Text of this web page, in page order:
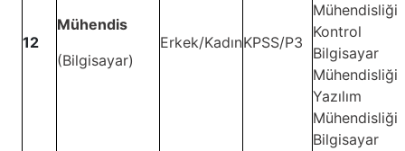
12
Mühendis
(Bilgisayar)
Erkek/KadınKPSS/P3
Mühendisliği,
Kontrol
Bilgisayar
Mühendisliği,
Yazılım
Mühendisliği,